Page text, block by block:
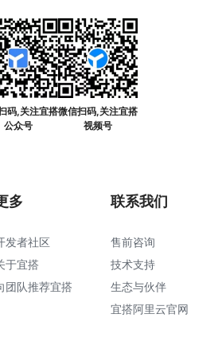
码,关注宜搭
公众号
微信扫码,关注宜搭
视频号
多
发者社区
于宜搭
团队推荐宜搭
联系我们
售前咨询
技术支持
生态与伙伴
宜搭阿里云官网